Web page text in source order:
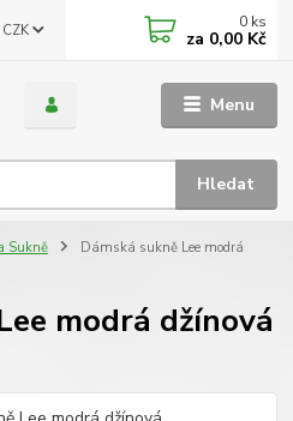
Menu
CZK
Hledat
0 ks
za 0,00 Kč
Sukně
Dámská sukně Lee modrá
modrá džínová